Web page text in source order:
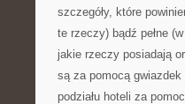
szczegóły, które
te rzeczy) bądź pełne
jakie rzeczy posiadają
są za pomocą
podziału hoteli za